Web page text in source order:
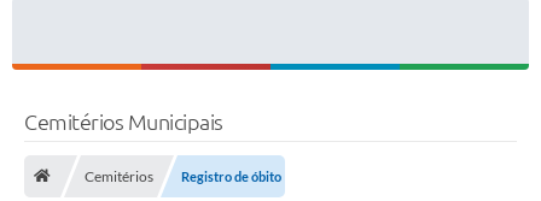
Cemitérios Municipais
Cemitérios Registro de óbito